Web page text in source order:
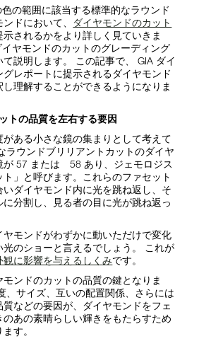
の範囲に該当する標準的なラウンド
ドにおいて、 ダイヤモンドのカット
されるかをより詳しく見ていきま
ヤモンドのカットのグレーディング
説明します。 この記事で、 GIA ダイ
レポートに提示されるダイヤモンド
理解することができるようになりま
トの品質を左右する要因
がある小さな鏡の集まりとして考えて
ラウンドブリリアントカットのダイヤ
が 57 または 58 あり、ジェモロジス
ト」と呼びます。これらのファセット
ダイヤモンド内に光を跳ね返し、そ
分割し、見る者の目に光が跳ね返っ
ヤモンドがわずかに動いただけで変化
のショーと言えるでしょう。 これが
に影響を与えるしくみです。
ンドのカットの品質の鍵となりま
、サイズ、互いの配置関係、さらには
などの要因が、ダイヤモンドをフェ
あの素晴らしい輝きをもたらすため
す。